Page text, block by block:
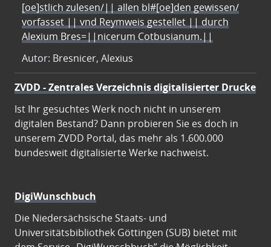
[oe]stlich zulesen/|| allen bl#[oe]den gewissen/
vorfasset || vnd Reymweis gestellet || durch
Alexium Bres=||nicerum Cotbusianum.||
Autor: Bresnicer, Alexius
ZVDD - Zentrales Verzeichnis digitalisierter Drucke
Ist Ihr gesuchtes Werk noch nicht in unserem
digitalen Bestand? Dann probieren Sie es doch in
unserem ZVDD Portal, das mehr als 1.600.000
bundesweit digitalisierte Werke nachweist.
DigiWunschbuch
Die Niedersächsische Staats- und
Universitätsbibliothek Göttingen (SUB) bietet mit